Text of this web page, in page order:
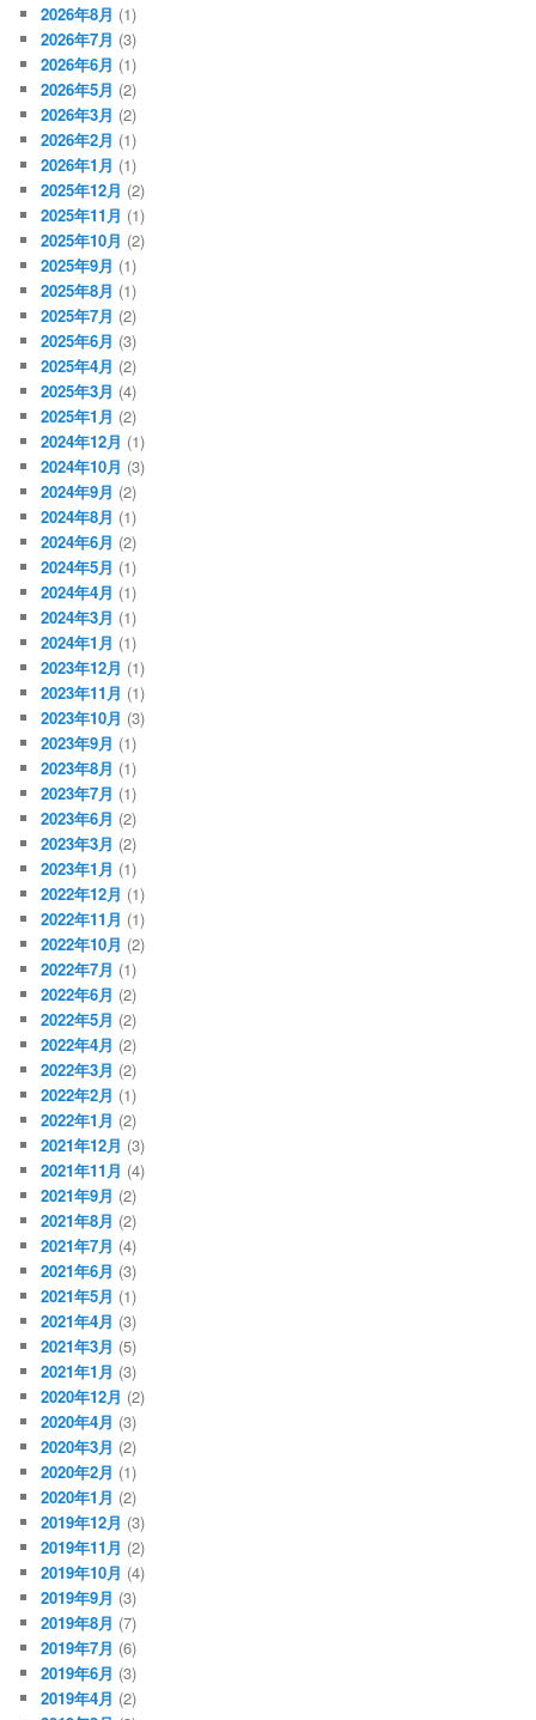
2026年8月 (1)
2026年7月 (3)
2026年6月 (1)
2026年5月 (2)
2026年3月 (2)
2026年2月 (1)
2026年1月 (1)
2025年12月 (2)
2025年11月 (1)
2025年10月 (2)
2025年9月 (1)
2025年8月 (1)
2025年7月 (2)
2025年6月 (3)
2025年4月 (2)
2025年3月 (4)
2025年1月 (2)
2024年12月 (1)
2024年10月 (3)
2024年9月 (2)
2024年8月 (1)
2024年6月 (2)
2024年5月 (1)
2024年4月 (1)
2024年3月 (1)
2024年1月 (1)
2023年12月 (1)
2023年11月 (1)
2023年10月 (3)
2023年9月 (1)
2023年8月 (1)
2023年7月 (1)
2023年6月 (2)
2023年3月 (2)
2023年1月 (1)
2022年12月 (1)
2022年11月 (1)
2022年10月 (2)
2022年7月 (1)
2022年6月 (2)
2022年5月 (2)
2022年4月 (2)
2022年3月 (2)
2022年2月 (1)
2022年1月 (2)
2021年12月 (3)
2021年11月 (4)
2021年9月 (2)
2021年8月 (2)
2021年7月 (4)
2021年6月 (3)
2021年5月 (1)
2021年4月 (3)
2021年3月 (5)
2021年1月 (3)
2020年12月 (2)
2020年4月 (3)
2020年3月 (2)
2020年2月 (1)
2020年1月 (2)
2019年12月 (3)
2019年11月 (2)
2019年10月 (4)
2019年9月 (3)
2019年8月 (7)
2019年7月 (6)
2019年6月 (3)
2019年4月 (2)